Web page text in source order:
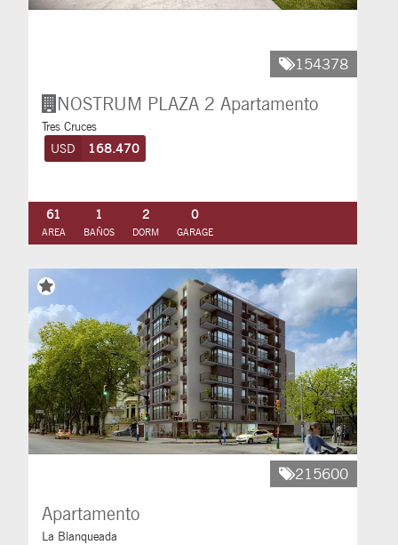
154378
NOSTRUM PLAZA 2 Apartamento
Tres Cruces
USD 168.470
61
AREA
1
BAÑOS
2
DORM
0
GARAGE
215600
Apartamento
La Blanqueada